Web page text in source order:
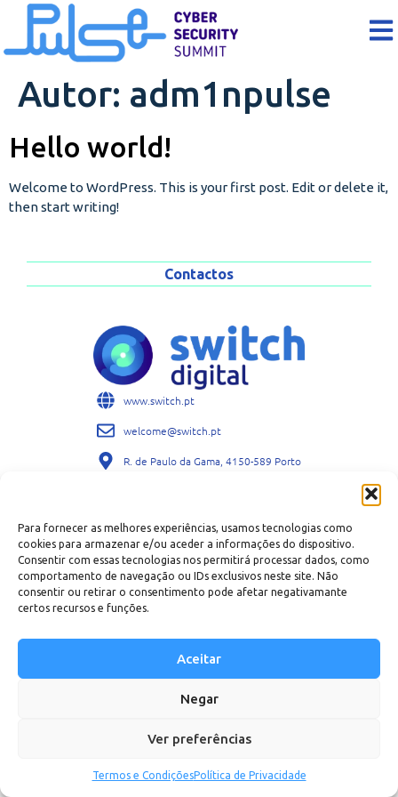
Para fornecer as melhores experiências, usamos tecnologias como
cookies para armazenar e/ou aceder a informações do dispositivo.
Consentir com essas tecnologias nos permitirá processar dados, como
comportamento de navegação ou IDs exclusivos neste site. Não
consentir ou retirar o consentimento pode afetar negativamante
certos recursos e funções.
Aceitar
Negar
Ver preferências
Termos e CondiçõesPolítica de Privacidade
Autor: adm1npulse
Hello world!
Welcome to WordPress. This is your first post. Edit or delete it,
then start writing!
Contactos
www.switch.pt
welcome@switch.pt
R. de Paulo da Gama, 4150-589 Porto
Política de PrivacidadeTermos e CondiçõesPerguntas Frequentes (FAQs)